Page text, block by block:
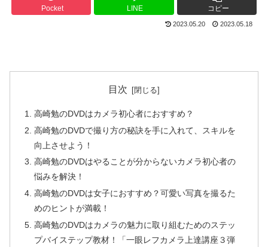
Pocket LINE コピー
2023.05.20 2023.05.18
目次
高崎勉のDVDはカメラ初心者におすすめ？
高崎勉のDVDで撮り方の秘訣を手に入れて、スキルを
向上させよう！
高崎勉のDVDはやることが分からないカメラ初心者の
悩みを解決！
高崎勉のDVDは女子におすすめ？可愛い写真を撮るた
めのヒントが満載！
高崎勉のDVDはカメラの魅力に取り組むためのステッ
プバイステップ教材！「一眼レフカメラ上達講座３弾